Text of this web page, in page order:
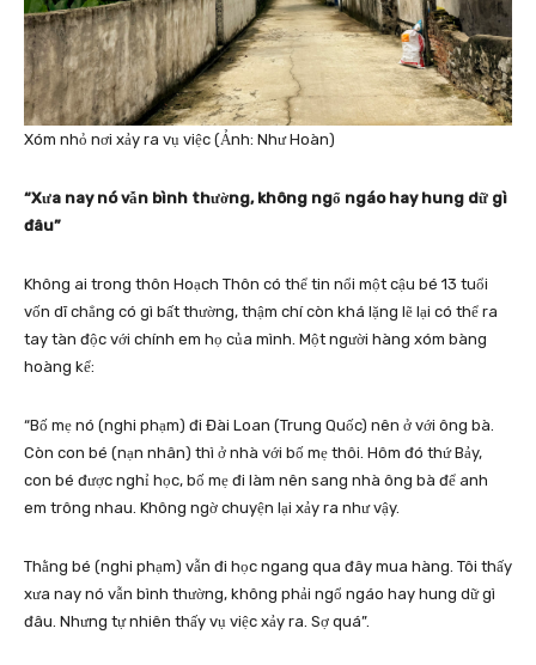
Xóm nhỏ nơi xảy ra vụ việc (Ảnh: Như Hoàn)
“Xưa nay nó vẫn bình thường, không ngổ ngáo hay hung dữ gì
đâu”
Không ai trong thôn Hoạch Thôn có thể tin nổi một cậu bé 13 tuổi
vốn dĩ chẳng có gì bất thường, thậm chí còn khá lặng lẽ lại có thể ra
tay tàn độc với chính em họ của mình. Một người hàng xóm bàng
hoàng kể:
“Bố mẹ nó (nghi phạm) đi Đài Loan (Trung Quốc) nên ở với ông bà.
Còn con bé (nạn nhân) thì ở nhà với bố mẹ thôi. Hôm đó thứ Bảy,
con bé được nghỉ học, bố mẹ đi làm nên sang nhà ông bà để anh
em trông nhau. Không ngờ chuyện lại xảy ra như vậy.
Thằng bé (nghi phạm) vẫn đi học ngang qua đây mua hàng. Tôi thấy
xưa nay nó vẫn bình thường, không phải ngổ ngáo hay hung dữ gì
đâu. Nhưng tự nhiên thấy vụ việc xảy ra. Sợ quá”.